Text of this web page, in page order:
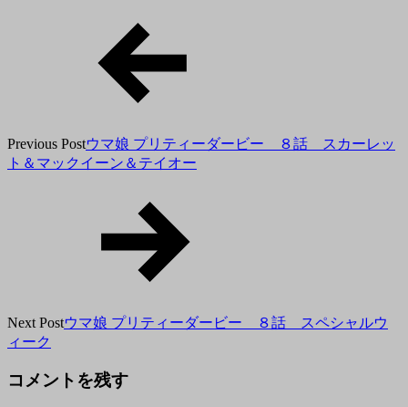
Previous Postウマ娘 プリティーダービー ８話 スカーレッ
ト＆マックイーン＆テイオー
Next Postウマ娘 プリティーダービー ８話 スペシャルウ
ィーク
コメントを残す